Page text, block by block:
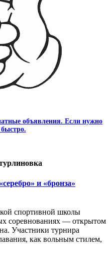
объявления. Если нужно
и «бронза»
спортивной школы
соревнованиях — открытом
Участники турнира
как вольным стилем,